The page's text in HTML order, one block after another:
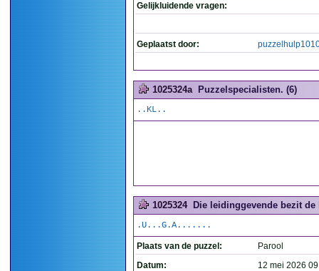
Gelijkluidende vragen:
Geplaatst door:
1025324a Puzzelspecialisten. (6)
..KL..
1025324 Die leidinggevende bezit
.U...G.A.......
Plaats van de puzzel:
Parool
Datum:
12 mei 2026